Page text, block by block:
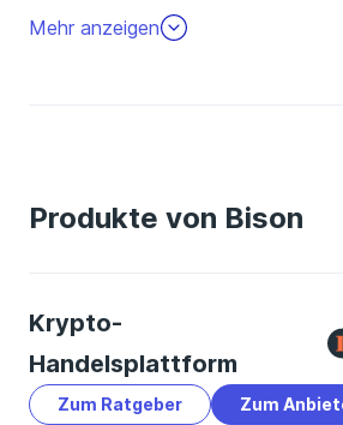
Einsteiger ist das sehr hilfreich,
ihren Funktionen kennenzulernen.
werden, wenn die jeweilige Währung
ermöglichen. Auch die Einrichtung
möglich.
Mehr anzeigen
Produkte von Bison
Krypto-
Handelsplattform
Zum Ratgeber Zum